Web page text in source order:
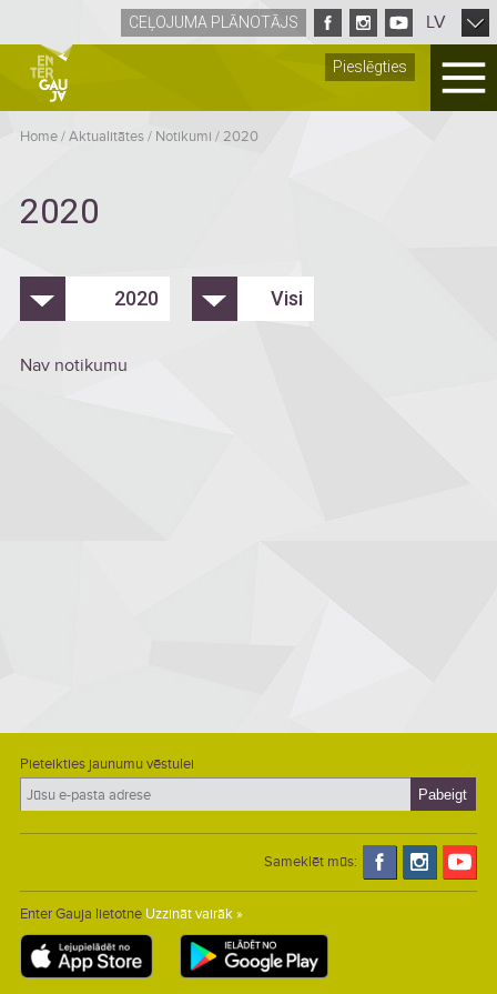
Pieslēgties
CEĻOJUMA PLĀNOTĀJS LV
Home/Aktualitātes/ Notikumi /2020
2020
2020 Visi
Nav notikumu
Pieteikties jaunumu vēstulei
Sameklēt mūs:
Enter Gauja lietotne Uzzināt vairāk »